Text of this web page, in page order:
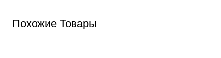
Похожие Товары